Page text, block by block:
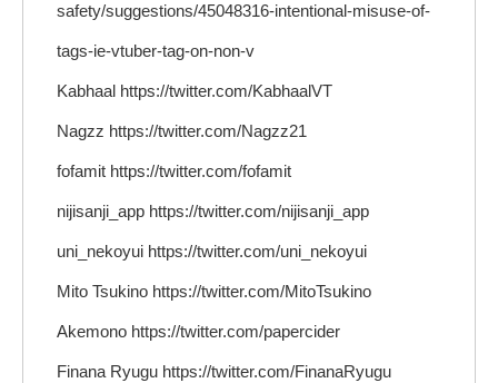
safety/suggestions/45048316-intentional-misuse-of-
tags-ie-vtuber-tag-on-non-v
Kabhaal https://twitter.com/KabhaalVT
Nagzz https://twitter.com/Nagzz21
fofamit https://twitter.com/fofamit
nijisanji_app https://twitter.com/nijisanji_app
uni_nekoyui https://twitter.com/uni_nekoyui
Mito Tsukino https://twitter.com/MitoTsukino
Akemono https://twitter.com/papercider
Finana Ryugu https://twitter.com/FinanaRyugu